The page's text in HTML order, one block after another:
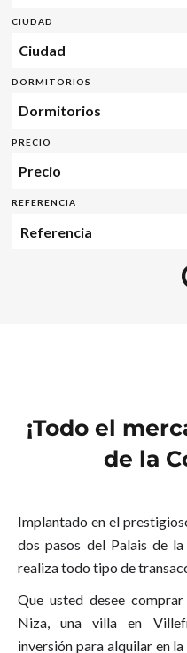
CIUDAD
Ciudad
DORMITORIOS
Dormitorios
PRECIO
Precio
REFERENCIA
¡Todo el
de la
Implantado en el
dos pasos del Palais de
realiza todo tipo de
Que usted desee
Niza, una villa en
inversión para alquilar en